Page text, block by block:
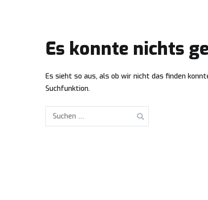
Es konnte nichts
Es sieht so aus, als ob wir nicht das finden
Suchfunktion.
Suchen
nach: